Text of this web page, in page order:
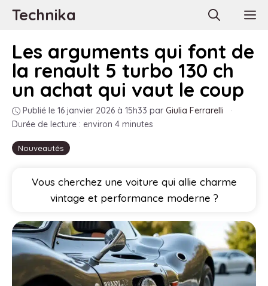
AllerTechnika
Nouveautés
Les arguments qui font de
la renault 5 turbo 130 ch
un achat qui vaut le coup
Publié le 16 janvier 2026 à 15h33 par Giulia Ferrarelli
·
Durée de lecture : environ 4 minutes
Vous cherchez une voiture qui allie charme
vintage et performance moderne ?